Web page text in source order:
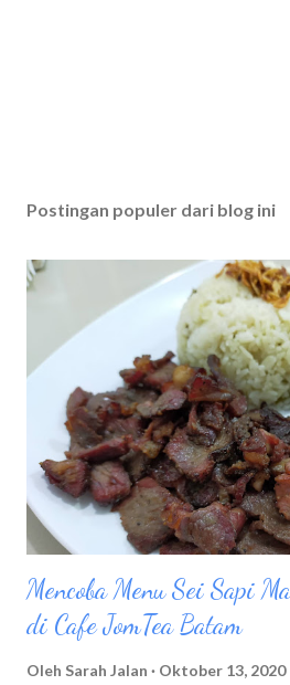
Postingan populer dari blog ini
Mencoba Menu Sei Sapi
di Cafe JomTea Batam
Oleh Sarah Jalan Oktober 13, 2020